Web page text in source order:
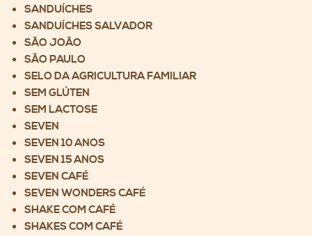
SANDUÍCHES
SANDUÍCHES SALVADOR
SÃO JOÃO
SÃO PAULO
SELO DA AGRICULTURA FAMILIAR
SEM GLÚTEN
SEM LACTOSE
SEVEN
SEVEN 10 ANOS
SEVEN 15 ANOS
SEVEN CAFÉ
SEVEN WONDERS CAFÉ
SHAKE COM CAFÉ
SHAKES COM CAFÉ